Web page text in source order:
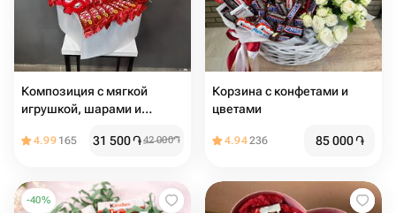
Композиция с мягкой
игрушкой, шарами и
4.99 165 31 500֏42 000֏
Корзина с конфетами и
цветами
4.94236 85 000֏
-40%